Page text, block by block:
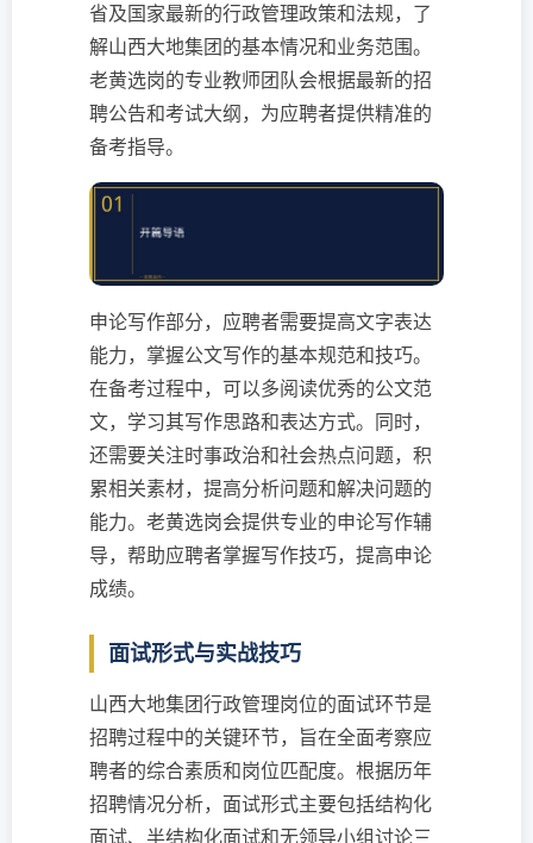
省及国家最新的行政管理政策和法规，了
解山西大地集团的基本情况和业务范围。
老黄选岗的专业教师团队会根据最新的招
聘公告和考试大纲，为应聘者提供精准的
备考指导。
申论写作部分，应聘者需要提高文字表达
能力，掌握公文写作的基本规范和技巧。
在备考过程中，可以多阅读优秀的公文范
文，学习其写作思路和表达方式。同时，
还需要关注时事政治和社会热点问题，积
累相关素材，提高分析问题和解决问题的
能力。老黄选岗会提供专业的申论写作辅
导，帮助应聘者掌握写作技巧，提高申论
成绩。
面试形式与实战技巧
山西大地集团行政管理岗位的面试环节是
招聘过程中的关键环节，旨在全面考察应
聘者的综合素质和岗位匹配度。根据历年
招聘情况分析，面试形式主要包括结构化
面试、半结构化面试和无领导小组讨论三